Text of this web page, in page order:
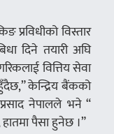
प्रविधीको विस्तार
दिने तयारी अघि
वित्तिय सेवा
केन्द्रिय बैंकको
नेपालले भने “
पैसा हुनेछ ।”